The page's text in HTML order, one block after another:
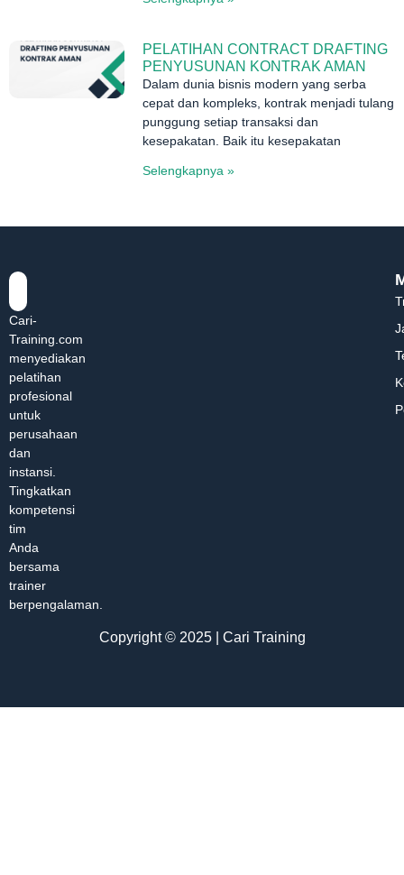
PELATIHAN CONTRACT DRAFTING
PENYUSUNAN KONTRAK AMAN
Dalam dunia bisnis modern yang serba
cepat dan kompleks, kontrak menjadi tulang
punggung setiap transaksi dan
kesepakatan. Baik itu kesepakatan
Selengkapnya »
Cari-
Training.com
menyediakan
pelatihan
profesional
untuk
perusahaan
dan
instansi.
Tingkatkan
kompetensi
tim
Anda
bersama
trainer
berpengalaman.
Copyright © 2025 | Cari Training